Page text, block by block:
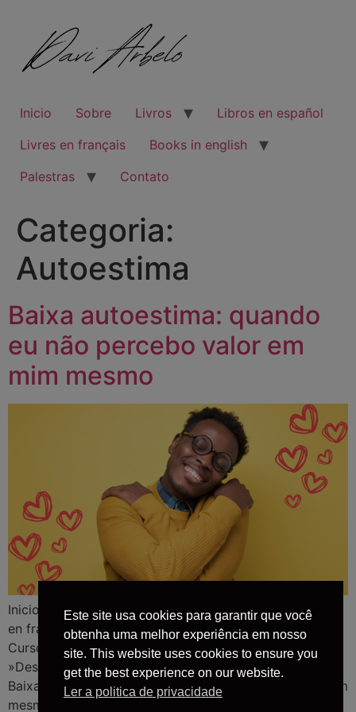
Inicio Sobre Livros
Libros en español
Livres en français
Books in english
Palestras
Contato
Categoria:
Autoestima
Baixa autoestima: quando
eu não percebo valor em
mim mesmo
Inicio Sobre Livros Audiolivros Libros en español Livres
en français Books in english Ghostwriter Palestras
Cursos e workshops Contato »Autores |
»Desenvolvimento Espiritual | »Habilidades Sociais
Baixa autoestima: quando eu não percebo valor em mim
mesmo Houve uma época da minha vida onde não
Este site usa cookies para garantir que você
obtenha uma melhor experiência em nosso
site. This website uses cookies to ensure you
get the best experience on our website.
Ler a politica de privacidade